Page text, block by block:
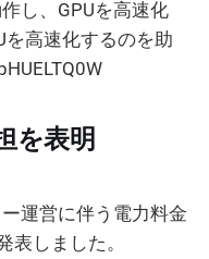
し、GPUを高速化
を高速化するのを助
を表明
運営に伴う電力料金
表しました。